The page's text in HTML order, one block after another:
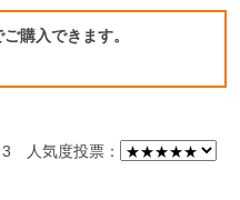
ご購入できます。
人気度投票：